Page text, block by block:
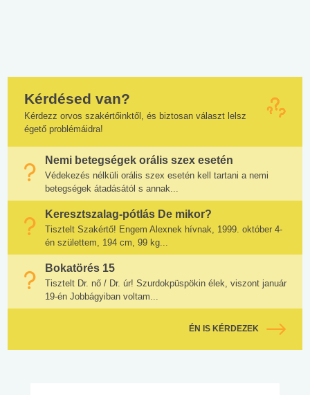
Kérdésed van?
Kérdezz orvos szakértőinktől, és biztosan választ lelsz
égető problémáidra!
Nemi betegségek orális szex esetén
Védekezés nélküli orális szex esetén kell tartani a nemi
betegségek átadásától s annak...
Keresztszalag-pótlás De mikor?
Tisztelt Szakértő! Engem Alexnek hívnak, 1999. október 4-
én születtem, 194 cm, 99 kg...
Bokatörés 15
Tisztelt Dr. nő / Dr. úr! Szurdokpüspökin élek, viszont január
19-én Jobbágyiban voltam...
ÉN IS KÉRDEZEK